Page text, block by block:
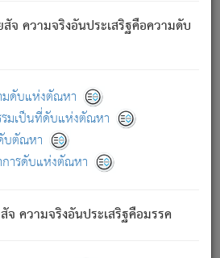
จ ความจริงอันประเสริฐคือความดับ
ดับแห่งตัณหา
มเป็นที่ดับแห่งตัณหา
บตัณหา
ารดับแห่งตัณหา
ความจริงอันประเสริฐคือมรรค
ารได้แล้ว ชนะสงครามแล้ว ก้าวล่วง
เป็นผู้คงที่ (คือไม่เปลี่ยนแปลงอีกต่อ
อุทานที่ทรงเปล่งออก ที่โคนต้นโพธิ์
ได้ 7 วัน)